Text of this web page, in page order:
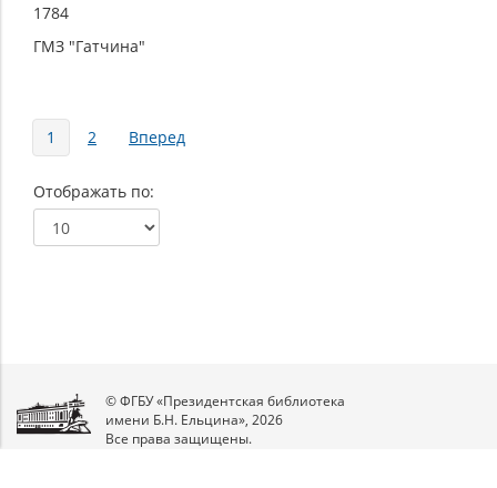
1784
ГМЗ "Гатчина"
Страницы
1 2 Вперед
Отображать по
© ФГБУ «Президентская библиотека
имени Б.Н. Ельцина», 2026
Все права защищены.